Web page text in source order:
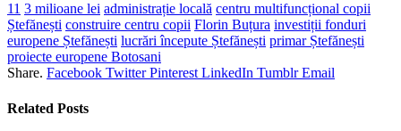
11 3 milioane lei administrație locală centru multifuncțional copii
Ștefănești construire centru copii Florin Buțura investiții fonduri
europene Ștefănești lucrări începute Ștefănești primar Ștefănești
proiecte europene Botosani
Share. Facebook Twitter Pinterest LinkedIn Tumblr Email
Related Posts